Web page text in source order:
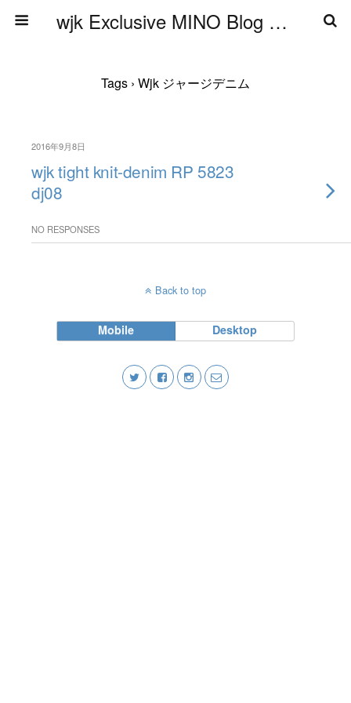
wjk Exclusive MINO Blog ブログ
Tags › Wjk ジャージデニム
2016年9月8日
wjk tight knit-denim RP 5823
dj08
NO RESPONSES
Back to top
Mobile Desktop